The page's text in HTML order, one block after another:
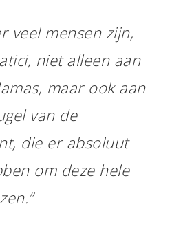
veel mensen zijn,
niet alleen aan
maar ook aan
van de
die er absoluut
om deze hele